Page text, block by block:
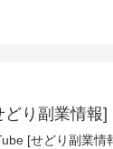
どり副業情報]
[せどり副業情